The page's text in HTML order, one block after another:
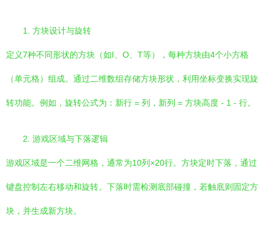
1. 方块设计与旋转
定义7种不同形状的方块（如I、O、T等），每种方块由4个小方格
（单元格）组成。通过二维数组存储方块形状，利用坐标变换实现旋
转功能。例如，旋转公式为：新行 = 列，新列 = 方块高度 - 1 - 行。
2. 游戏区域与下落逻辑
游戏区域是一个二维网格，通常为10列×20行。方块定时下落，通过
键盘控制左右移动和旋转。下落时需检测底部碰撞，若触底则固定方
块，并生成新方块。